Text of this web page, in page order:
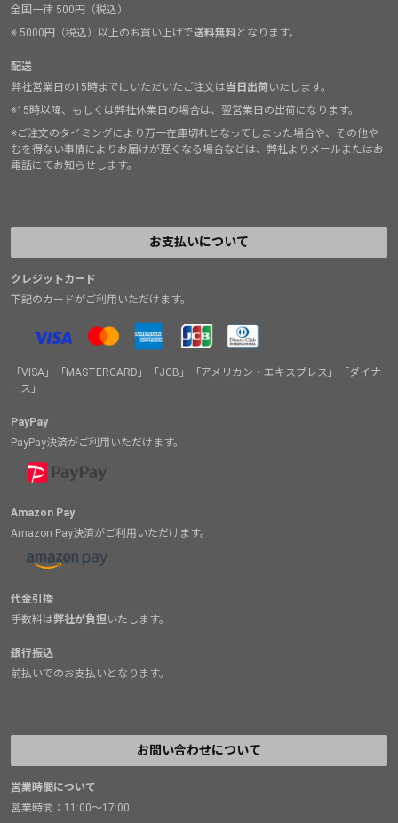
全国一律 500円（税込）
※ 5000円（税込）以上のお買い上げで送料無料となります。
配送
弊社営業日の15時までにいただいたご注文は当日出荷いたします。
※15時以降、もしくは弊社休業日の場合は、翌営業日の出荷になります。
※ご注文のタイミングにより万一在庫切れとなってしまった場合や、その他や
むを得ない事情によりお届けが遅くなる場合などは、弊社よりメールまたはお
電話にてお知らせします。
お支払いについて
クレジットカード
下記のカードがご利用いただけます。
「VISA」「MASTERCARD」「JCB」「アメリカン・エキスプレス」「ダイナ
ース」
PayPay
PayPay決済がご利用いただけます。
Amazon Pay
Amazon Pay決済がご利用いただけます。
代金引換
手数料は弊社が負担いたします。
銀行振込
前払いでのお支払いとなります。
お問い合わせについて
営業時間について
営業時間：11:00～17:00